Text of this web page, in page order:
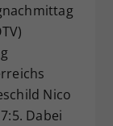
Nico
Dabei